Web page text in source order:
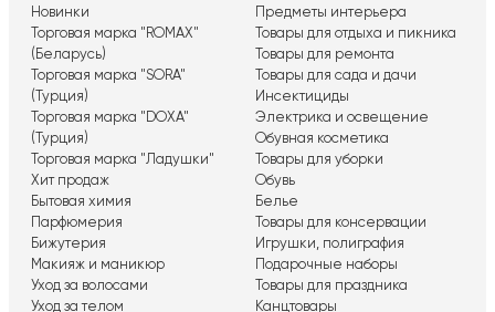
Новинки
Торговая марка "ROMAX"
(Беларусь)
Торговая марка "SORA"
(Турция)
Торговая марка "DOXA"
(Турция)
Торговая марка "Ладушки"
Хит продаж
Бытовая химия
Парфюмерия
Бижутерия
Макияж и маникюр
Уход за волосами
Уход за телом
Предметы интерьера
Товары для отдыха и пикника
Товары для ремонта
Товары для сада и дачи
Инсектициды
Электрика и освещение
Обувная косметика
Товары для уборки
Обувь
Белье
Товары для консервации
Игрушки, полиграфия
Подарочные наборы
Товары для праздника
Канцтовары